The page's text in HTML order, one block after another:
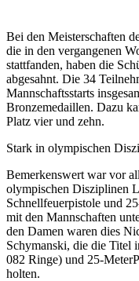
Bei den Meisterschaften
die in den vergangenen
stattfanden, haben die
abgesahnt. Die 34
Mannschaftsstarts
Bronzemedaillen. Dazu
Platz vier und zehn.
Stark in olympischen
Bemerkenswert war vor
olympischen Disziplinen
Schnellfeuerpistole und
mit den Mannschaften
den Damen waren dies
Schymanski, die die Titel
082 Ringe) und 25-
holten.